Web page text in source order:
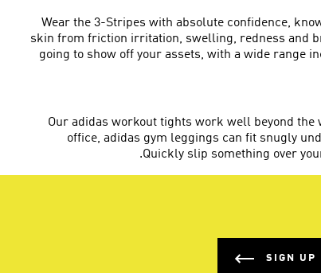
Wear the 3-Stripes with absolute confidence,
skin from friction irritation, swelling, redness and
going to show off your assets, with a wide range
Our adidas workout tights work well beyond
office, adidas gym leggings can fit snugly
Quickly slip something over
SIGN UP